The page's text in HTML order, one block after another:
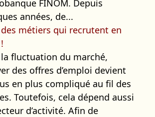
FINOM. Depuis
années, de...
métiers qui recrutent en
la fluctuation du marché,
des offres d’emploi devient
en plus compliqué au fil des
Toutefois, cela dépend aussi
d’activité. Afin de